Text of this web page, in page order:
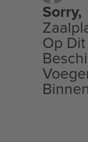
Sorry,
Op